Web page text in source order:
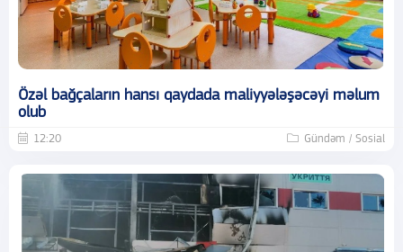
Özəl bağçaların hansı qaydada maliyyələşəcəyi məlum
olub
12:20 Gündəm / Sosial